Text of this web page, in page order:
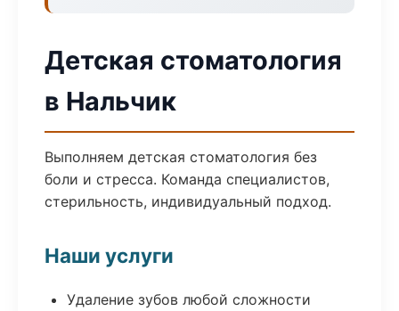
Детская стоматология
в Нальчик
Выполняем детская стоматология без
боли и стресса. Команда специалистов,
стерильность, индивидуальный подход.
Наши услуги
Удаление зубов любой сложности